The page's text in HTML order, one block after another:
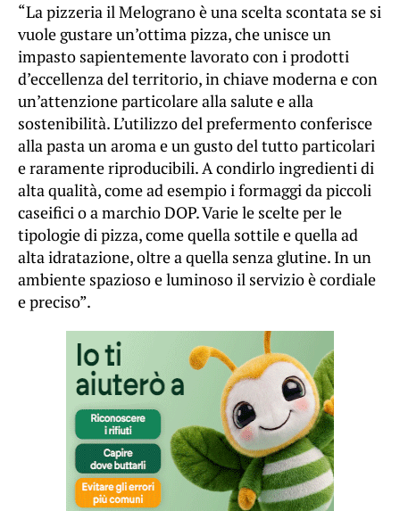
“La pizzeria il Melograno è una scelta scontata se si
vuole gustare un’ottima pizza, che unisce un
impasto sapientemente lavorato con i prodotti
d’eccellenza del territorio, in chiave moderna e con
un’attenzione particolare alla salute e alla
sostenibilità. L’utilizzo del prefermento conferisce
alla pasta un aroma e un gusto del tutto particolari
e raramente riproducibili. A condirlo ingredienti di
alta qualità, come ad esempio i formaggi da piccoli
caseifici o a marchio DOP. Varie le scelte per le
tipologie di pizza, come quella sottile e quella ad
alta idratazione, oltre a quella senza glutine. In un
ambiente spazioso e luminoso il servizio è cordiale
e preciso”.